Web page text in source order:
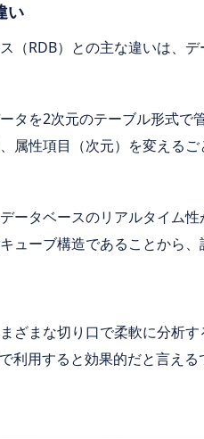
い
（RDB）との主な違いは、
タを2次元のテーブル形式
属性項目（次元）を変える
タベースのリアルタイム性
ーブ構造であることから、
ざまな切り口で柔軟に分析
用すると効果的だと言える